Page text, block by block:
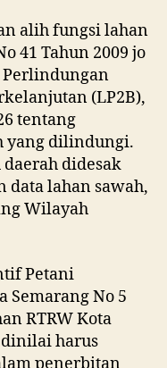
alih fungsi lahan
41 Tahun 2009 jo
Perlindungan
(LP2B),
tentang
yang dilindungi.
didesak
data lahan sawah,
Wilayah
Petani
Semarang No 5
RTRW Kota
dinilai harus
penerbitan